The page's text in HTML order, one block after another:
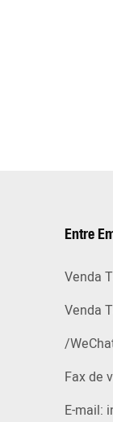
Entre
Venda
Venda
/
Fax de
E-mail: